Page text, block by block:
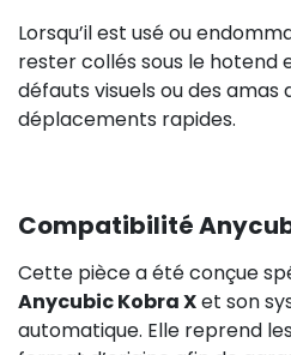
Lorsqu’il est usé ou
rester collés sous le hotend
défauts visuels ou des
déplacements rapides.
Compatibilité
Cette pièce a été conçue
Anycubic Kobra Xet son
automatique. Elle reprend